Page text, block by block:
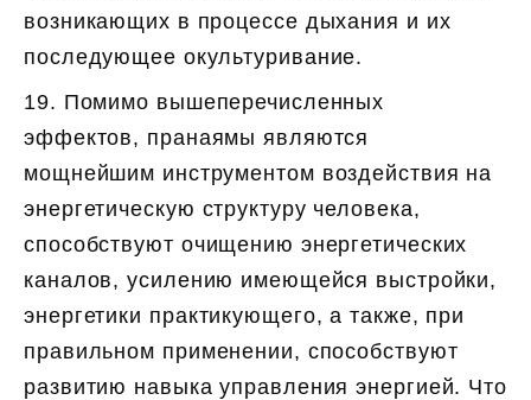
возникающих в процессе дыхания и их
последующее окультуривание.
19. Помимо вышеперечисленных
эффектов, пранаямы являются
мощнейшим инструментом воздействия на
энергетическую структуру человека,
способствуют очищению энергетических
каналов, усилению имеющейся выстройки,
энергетики практикующего, а также, при
правильном применении, способствуют
развитию навыка управления энергией. Что